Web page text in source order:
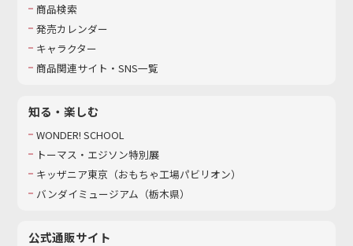
商品検索
発売カレンダー
キャラクター
商品関連サイト・SNS一覧
知る・楽しむ
WONDER! SCHOOL
トーマス・エジソン特別展
キッザニア東京（おもちゃ工場パビリオン）​
バンダイミュージアム（栃木県）
公式通販サイト